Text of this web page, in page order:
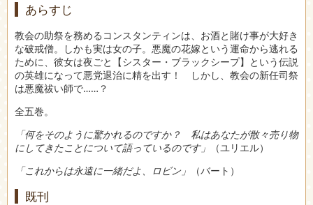
あらすじ
教会の助祭を務めるコンスタンティンは、お酒と賭け事が大好き
な破戒僧。しかも実は女の子。悪魔の花嫁という運命から逃れる
ために、彼女は夜ごと【シスター・ブラックシープ】という伝説
の英雄になって悪党退治に精を出す！ しかし、教会の新任司祭
は悪魔祓い師で……？
全五巻。
「何をそのように驚かれるのですか？ 私はあなたが散々売り物
にしてきたことについて語っているのです」
（ユリエル）
「これからは永遠に一緒だよ、ロビン」
（バート）
既刊